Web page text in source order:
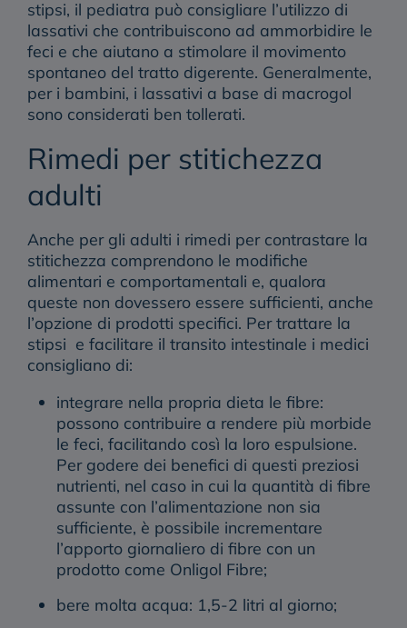
stipsi, il pediatra può consigliare l’utilizzo di
lassativi che contribuiscono ad ammorbidire le
feci e che aiutano a stimolare il movimento
spontaneo del tratto digerente. Generalmente,
per i bambini, i lassativi a base di macrogol
sono considerati ben tollerati.
Rimedi per stitichezza
adulti
Anche per gli adulti i rimedi per contrastare la
stitichezza comprendono le modifiche
alimentari e comportamentali e, qualora
queste non dovessero essere sufficienti, anche
l’opzione di prodotti specifici. Per trattare la
stipsi e facilitare il transito intestinale i medici
consigliano di:
integrare nella propria dieta le fibre:
possono contribuire a rendere più morbide
le feci, facilitando così la loro espulsione.
Per godere dei benefici di questi preziosi
nutrienti, nel caso in cui la quantità di fibre
assunte con l’alimentazione non sia
sufficiente, è possibile incrementare
l’apporto giornaliero di fibre con un
prodotto come Onligol Fibre;
bere molta acqua: 1,5-2 litri al giorno;